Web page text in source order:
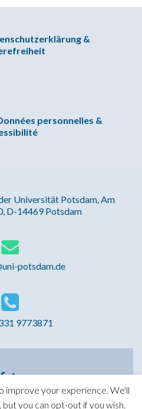
&
personnelles &
Universität Potsdam, Am
D-14469 Potsdam
potsdam.de
9773871
Linkedin
link
de Gouvernance et
improve your experience. We'll
you can opt-out if you wish.